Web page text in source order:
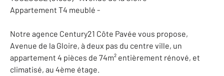
Appartement T4 meublé -
Notre agence Century21 Côte Pavée vous propose,
Avenue de la Gloire, à deux pas du centre ville, un
appartement 4 pièces de 74m² entièrement rénové, et
climatisé, au 4ème étage.